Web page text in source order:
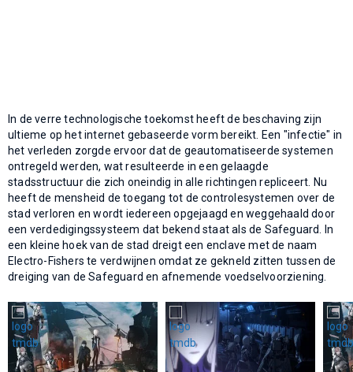
In de verre technologische toekomst heeft de beschaving zijn
ultieme op het internet gebaseerde vorm bereikt. Een "infectie" in
het verleden zorgde ervoor dat de geautomatiseerde systemen
ontregeld werden, wat resulteerde in een gelaagde
stadsstructuur die zich oneindig in alle richtingen repliceert. Nu
heeft de mensheid de toegang tot de controlesystemen over de
stad verloren en wordt iedereen opgejaagd en weggehaald door
een verdedigingssysteem dat bekend staat als de Safeguard. In
een kleine hoek van de stad dreigt een enclave met de naam
Electro-Fishers te verdwijnen omdat ze gekneld zitten tussen de
dreiging van de Safeguard en afnemende voedselvoorziening.